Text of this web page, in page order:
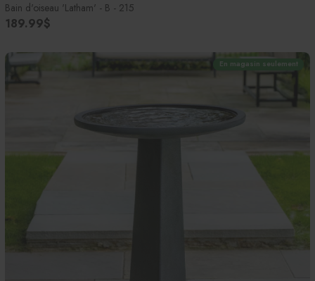
Bain d'oiseau 'Latham' - B - 215
189.99$
En magasin seulement